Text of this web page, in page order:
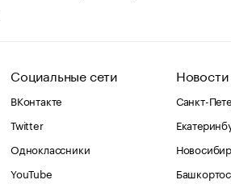
Социальные сети
ВКонтакте
Twitter
Одноклассники
YouTube
Санкт-